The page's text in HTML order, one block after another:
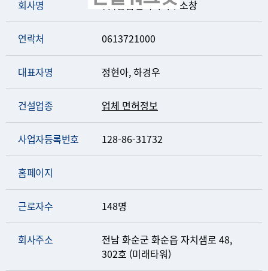
회사명 (주)종합건축사사무소창
연락처 0613721000
대표자명 정현아, 하경우
건설업종 업체 면허정보
사업자등록번호 128-86-31732
홈페이지
근로자수 148명
회사주소
전남 화순군 화순읍 자치샘로 48,
302호 (미래타워)